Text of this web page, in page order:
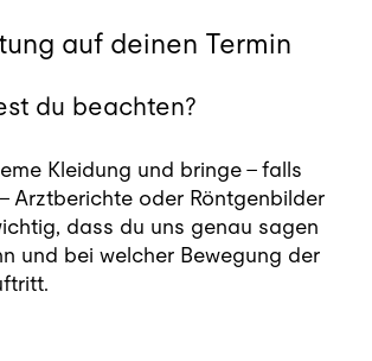
auf deinen Termin
du beachten?
Kleidung und bringe – falls
Arztberichte oder Röntgenbilder
dass du uns genau sagen
und bei welcher Bewegung der